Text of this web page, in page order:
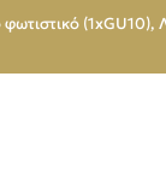
(1xGU10),